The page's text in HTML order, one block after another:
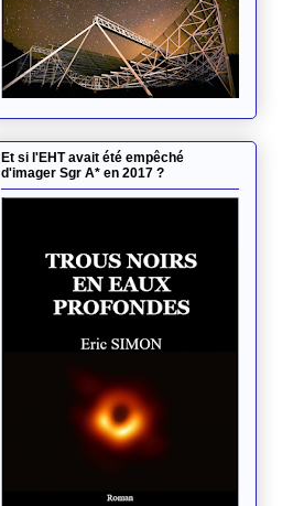
Et si l'EHT avait été empêché
d'imager Sgr A* en 2017 ?